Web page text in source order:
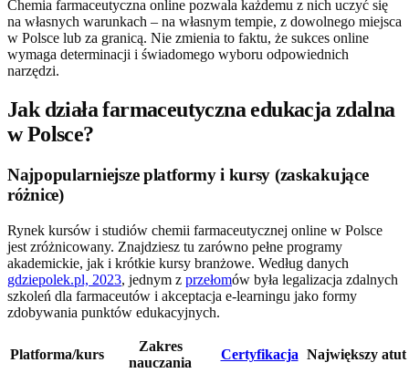
Chemia farmaceutyczna online pozwala każdemu z nich uczyć się
na własnych warunkach – na własnym tempie, z dowolnego miejsca
w Polsce lub za granicą. Nie zmienia to faktu, że sukces online
wymaga determinacji i świadomego wyboru odpowiednich
narzędzi.
Jak działa farmaceutyczna edukacja zdalna
w Polsce?
Najpopularniejsze platformy i kursy (zaskakujące
różnice)
Rynek kursów i studiów chemii farmaceutycznej online w Polsce
jest zróżnicowany. Znajdziesz tu zarówno pełne programy
akademickie, jak i krótkie kursy branżowe. Według danych
gdziepolek.pl, 2023, jednym z przełomów była legalizacja zdalnych
szkoleń dla farmaceutów i akceptacja e-learningu jako formy
zdobywania punktów edukacyjnych.
Platforma/kurs
Zakres
nauczania
Certyfikacja Największy atut